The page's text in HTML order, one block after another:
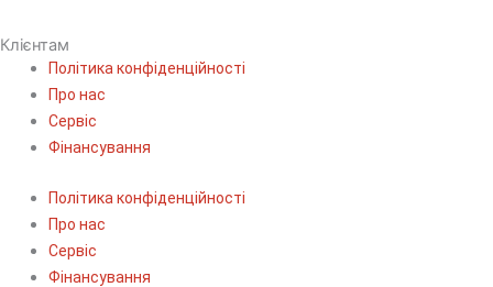
Клієнтам
Політика конфіденційності
Про нас
Сервіс
Фінансування
Політика конфіденційності
Про нас
Сервіс
Фінансування